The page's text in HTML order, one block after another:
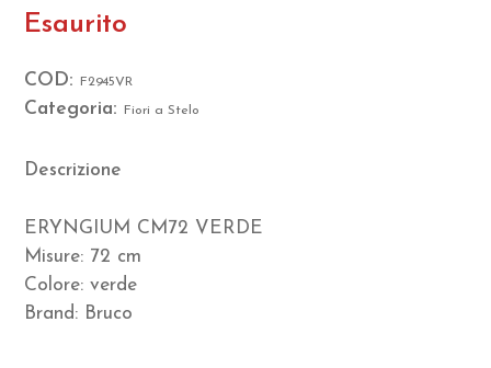
Esaurito
COD: F2945VR
Categoria: Fiori a Stelo
Descrizione
ERYNGIUM CM72 VERDE
Misure: 72 cm
Colore: verde
Brand: Bruco